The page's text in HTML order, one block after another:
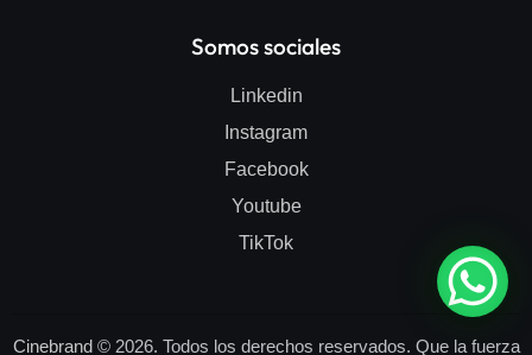
Somos sociales
Linkedin
Instagram
Facebook
Youtube
TikTok
Cinebrand© 2026. Todos los derechos reservados. Que la fuerza